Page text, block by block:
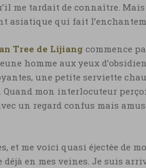
me tardait de connaître.
asiatique qui fait
Tree de Lijiang commence
homme aux yeux
une petite serviette
Quand mon interlocuteur
un regard confus mais
et me voici quasi éjectée de
en mes veines. Je suis